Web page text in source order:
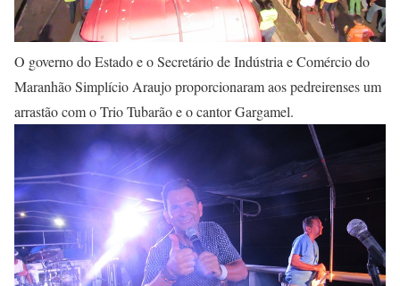
O governo do Estado e o Secretário de Indústria e Comércio do
Maranhão Simplício Araujo proporcionaram aos pedreirenses um
arrastão com o Trio Tubarão e o cantor Gargamel.